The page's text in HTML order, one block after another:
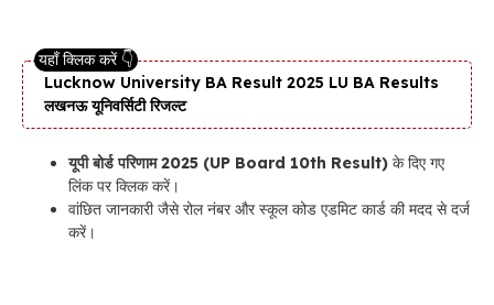
Lucknow University BA Result 2025 LU BA Results
लखनऊ यूनिवर्सिटी रिजल्ट
यूपी बोर्ड परिणाम 2025 (UP Board 10th Result) के दिए गए
लिंक पर क्लिक करें।
वांछित जानकारी जैसे रोल नंबर और स्कूल कोड एडमिट कार्ड की मदद से दर्ज
करें।